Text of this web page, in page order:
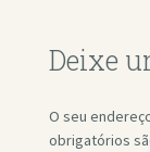
Deixe
O seu
obrigatórios